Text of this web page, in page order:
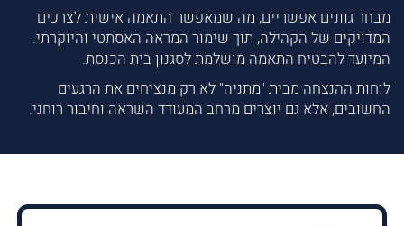
מבחר גוונים אפשריים, מה שמאפשר התאמה אישית לצרכים
המדויקים של הקהילה, תוך שימור המראה האסתטי והיוקרתי.
המיועד להבטיח התאמה מושלמת לסגנון בית הכנסת.
לוחות ההנצחה מבית "מתניה" לא רק מנציחים את הרגעים
החשובים, אלא גם יוצרים מרחב המעודד השראה וחיבור רוחני.